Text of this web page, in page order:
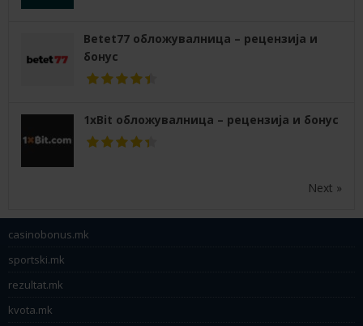
Betet77 обложувалница – рецензија и
бонус
1xBit обложувалница – рецензија и бонус
Next »
casinobonus.mk
sportski.mk
rezultat.mk
kvota.mk